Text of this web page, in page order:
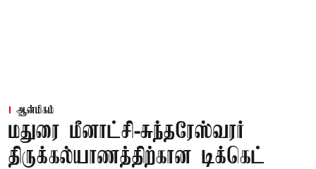
ஆன்மிகம்
மதுரை மீனாட்சி-சுந்தரேஸ்வரர்
திருக்கல்யாணத்திற்கான டிக்கெட்